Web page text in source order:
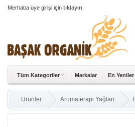
Merhaba üye girişi için tıklayın
Tüm Kategoriler Markalar En Yeniler
Ürünler Aromaterapi Yağları